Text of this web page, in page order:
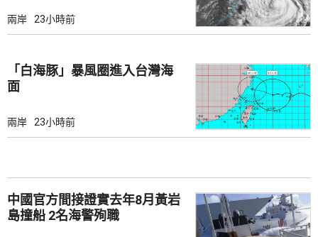
兩岸 23小時前
「白海豚」暴風圈進入台灣海
面
兩岸 23小時前
中國官方間接證實去年8月黃岩
島撞船 2名海警殉職